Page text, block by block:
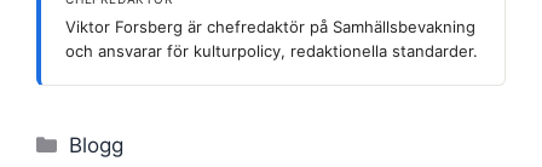
Viktor Forsberg är chefredaktör på Samhällsbevakning
och ansvarar för kulturpolicy, redaktionella standarder.
Kategorier
Blogg